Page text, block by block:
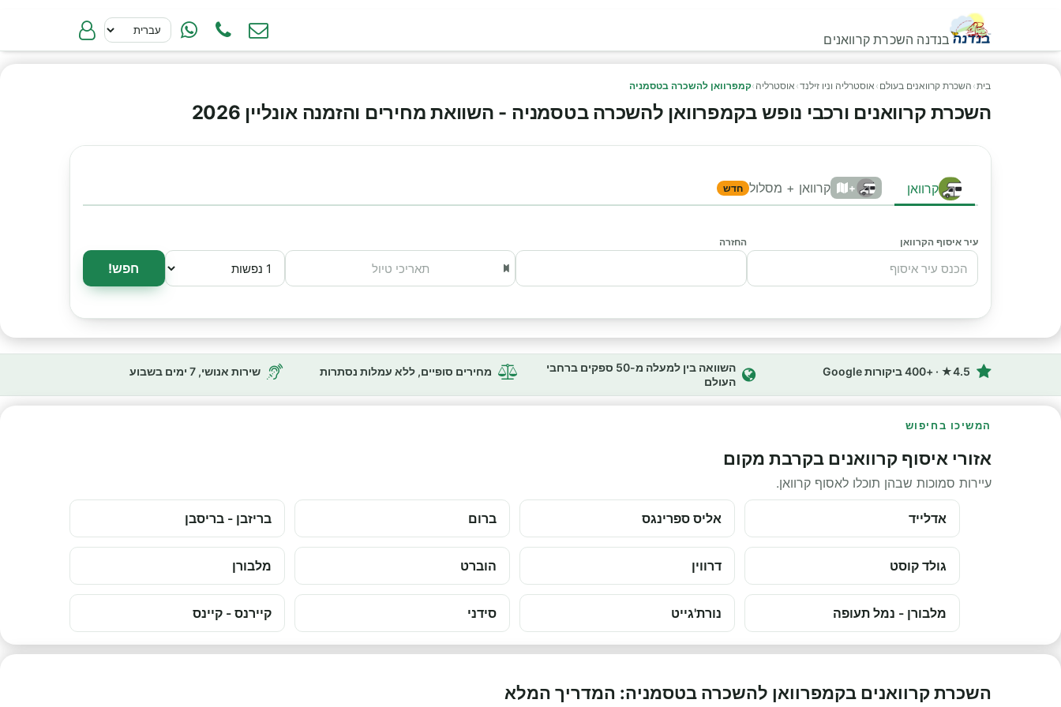
בנדנה השכרת קרוואנים
בית› השכרת קרוואנים בעולם › אוסטרליה וניו זילנד› אוסטרליה ›קמפרוואן להשכרה בטסמניה
השכרת קרוואנים ורכבי נופש בקמפרוואן להשכרה בטסמניה - השוואת מחירים והזמנה אונליין 2026
קרוואן + קרוואן + מסלול חדש
עיר איסוף הקרוואן החזרה
חפש!
4.5★ · +400 ביקורות Google
השוואה בין למעלה מ-50 ספקים ברחבי
העולם
מחירים סופיים, ללא עמלות נסתרות שירות אנושי, 7 ימים בשבוע
המשיכו בחיפוש
אזורי איסוף קרוואנים בקרבת מקום
עיירות סמוכות שבהן תוכלו לאסוף קרוואן.
אדלייד אליס ספרינגס ברום בריזבן - בריסבן
גולד קוסט דרווין הוברט מלבורן
מלבורן - נמל תעופה נורת'גייט סידני קיירנס - קיינס
השכרת קרוואנים בקמפרוואן להשכרה בטסמניה: המדריך המלא